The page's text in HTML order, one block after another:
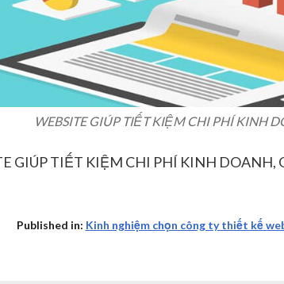
WEBSITE GIÚP TIẾT KIỆM CHI PHÍ KINH
GIÚP TIẾT KIỆM CHI PHÍ KINH DOANH,
Published in: Kinh nghiệm chọn công ty thiết kế